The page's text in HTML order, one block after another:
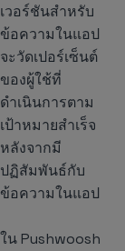
เวอร์ชันสำหรับ
ข้อความในแอป
จะวัดเปอร์เซ็นต์
ของผู้ใช้ที่
ดำเนินการตาม
เป้าหมายสำเร็จ
หลังจากมี
ปฏิสัมพันธ์กับ
ข้อความในแอป
ใน Pushwoosh